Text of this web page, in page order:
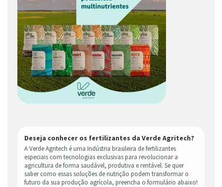
Deseja conhecer os fertilizantes da Verde Agritech?
A Verde Agritech é uma Indústria brasileira de fertilizantes
especiais com tecnologias exclusivas para revolucionar a
agricultura de forma saudável, produtiva e rentável. Se quer
saber como essas soluções de nutrição podem transformar o
futuro da sua produção agrícola, preencha o formulário abaixo!